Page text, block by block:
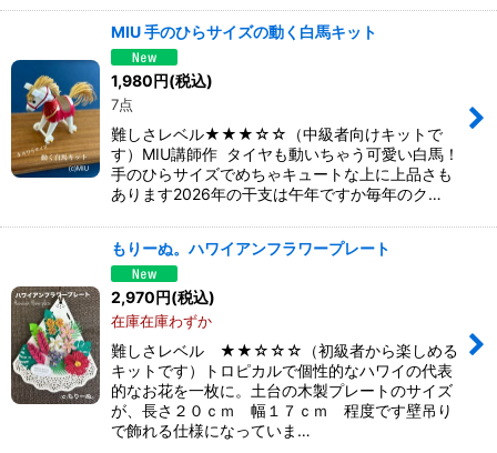
MIU 手のひらサイズの動く白馬キット
1,980円(税込)
7点
難しさレベル★★★☆☆（中級者向けキットで
す）MIU講師作 タイヤも動いちゃう可愛い白馬！
手のひらサイズでめちゃキュートな上に上品さも
あります2026年の干支は午年ですか毎年のク…
もりーぬ。ハワイアンフラワープレート
2,970円(税込)
在庫在庫わずか
難しさレベル ★★☆☆☆（初級者から楽しめる
キットです）トロピカルで個性的なハワイの代表
的なお花を一枚に。土台の木製プレートのサイズ
が、長さ２０ｃｍ 幅１７ｃｍ 程度です壁吊り
で飾れる仕様になっていま…